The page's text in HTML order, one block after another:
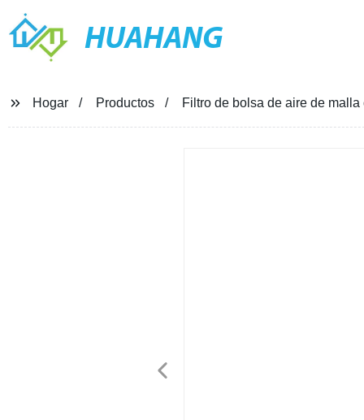
HUAHANG
Hogar Productos Filtro de bolsa de aire de